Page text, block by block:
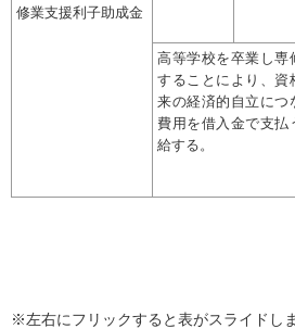
修業支援利子助成金
高等学校を卒業し専
することにより、資
来の経済的自立につ
費用を借入金で支払
給する。
※左右にフリックすると表がスライドしま